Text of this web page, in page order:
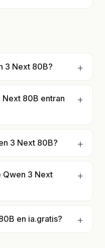
3 Next 80B?
Next 80B entran
3 Next 80B?
Qwen 3 Next
en ia.gratis?